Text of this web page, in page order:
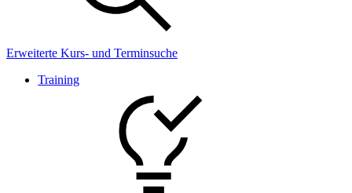
Erweiterte Kurs- und Terminsuche
Training